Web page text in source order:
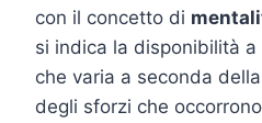
con il concetto di
si indica la disponibilità
che varia a seconda
degli sforzi che